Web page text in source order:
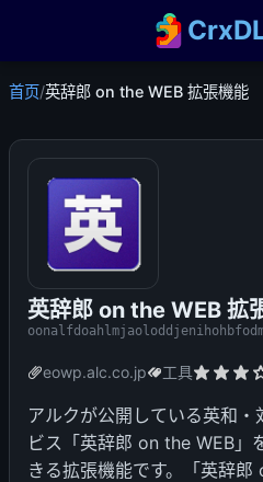
首页/英辞郎 on the WEB 拡張機能
英辞郎 on the WEB 拡
eowp.alc.co.jp 工具
アルクが公開している英和
ビス「英辞郎 on the WEB」
きる拡張機能です。「英辞